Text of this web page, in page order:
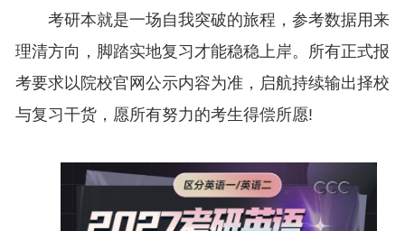
考研本就是一场自我突破的旅程，参考数据用来
理清方向，脚踏实地复习才能稳稳上岸。所有正式报
考要求以院校官网公示内容为准，启航持续输出择校
与复习干货，愿所有努力的考生得偿所愿!